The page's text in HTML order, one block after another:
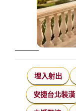
埋入射出
安捷台北裝潢